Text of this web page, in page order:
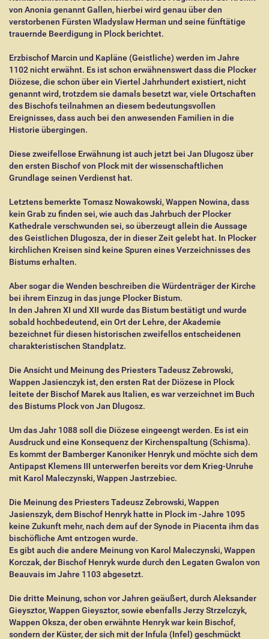
von Anonia genannt Gallen, hierbei wird genau über den
verstorbenen Fürsten Wladyslaw Herman und seine fünftätige
trauernde Beerdigung in Plock berichtet.
Erzbischof Marcin und Kapläne (Geistliche) werden im Jahre
1102 nicht erwähnt. Es ist schon erwähnenswert dass die Plocker
Diözese, die schon über ein Viertel Jahrhundert existiert, nicht
genannt wird, trotzdem sie damals besetzt war, viele Ortschaften
des Bischofs teilnahmen an diesem bedeutungsvollen
Ereignisses, dass auch bei den anwesenden Familien in die
Historie übergingen.
Diese zweifellose Erwähnung ist auch jetzt bei Jan Dlugosz über
den ersten Bischof von Plock mit der wissenschaftlichen
Grundlage seinen Verdienst hat.
Letztens bemerkte Tomasz Nowakowski, Wappen Nowina, dass
kein Grab zu finden sei, wie auch das Jahrbuch der Plocker
Kathedrale verschwunden sei, so überzeugt allein die Aussage
des Geistlichen Dlugosza, der in dieser Zeit gelebt hat. In Plocker
kirchlichen Kreisen sind keine Spuren eines Verzeichnisses des
Bistums erhalten.
Aber sogar die Wenden beschreiben die Würdenträger der Kirche
bei ihrem Einzug in das junge Plocker Bistum.
In den Jahren XI und XII wurde das Bistum bestätigt und wurde
sobald hochbedeutend, ein Ort der Lehre, der Akademie
bezeichnet für diesen historischen zweifellos entscheidenen
charakteristischen Standplatz.
Die Ansicht und Meinung des Priesters Tadeusz Zebrowski,
Wappen Jasienczyk ist, den ersten Rat der Diözese in Plock
leitete der Bischof Marek aus Italien, es war verzeichnet im Buch
des Bistums Plock von Jan Dlugosz.
Um das Jahr 1088 soll die Diözese eingeengt werden. Es ist ein
Ausdruck und eine Konsequenz der Kirchenspaltung (Schisma).
Es kommt der Bamberger Kanoniker Henryk und möchte sich dem
Antipapst Klemens III unterwerfen bereits vor dem Krieg-Unruhe
mit Karol Maleczynski, Wappen Jastrzebiec.
Die Meinung des Priesters Tadeusz Zebrowski, Wappen
Jasienszyk, dem Bischof Henryk hatte in Plock im -Jahre 1095
keine Zukunft mehr, nach dem auf der Synode in Piacenta ihm das
bischöfliche Amt entzogen wurde.
Es gibt auch die andere Meinung von Karol Maleczynski, Wappen
Korczak, der Bischof Henryk wurde durch den Legaten Gwalon von
Beauvais im Jahre 1103 abgesetzt.
Die dritte Meinung, schon vor Jahren geäußert, durch Aleksander
Gieysztor, Wappen Gieysztor, sowie ebenfalls Jerzy Strzelczyk,
Wappen Oksza, der oben erwähnte Henryk war kein Bischof,
sondern der Küster, der sich mit der Infula (Infel) geschmückt